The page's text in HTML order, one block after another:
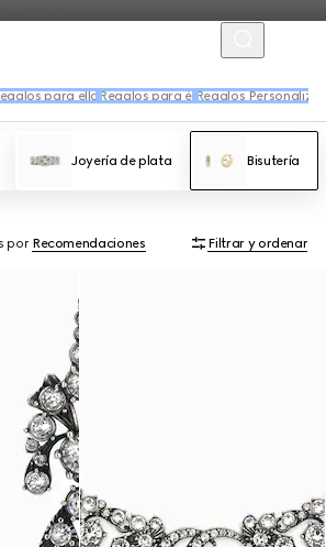
para ella Regalos para él Regalos
Joyería de plata Bisutería
por Recomendaciones Filtrar y ordenar